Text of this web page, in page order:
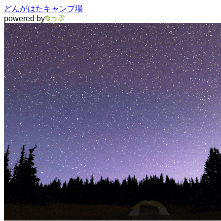
どんがはたキャンプ場
powered by